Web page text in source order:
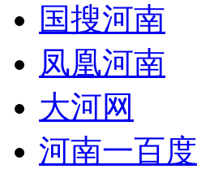
国搜河南
凤凰河南
大河网
河南一百度